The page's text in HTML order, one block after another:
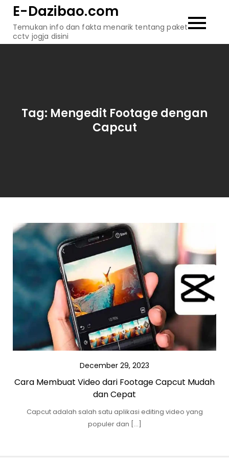
content
E-Dazibao.com
Temukan info dan fakta menarik tentang paket
cctv jogja disini
Tag: Mengedit Footage dengan
Capcut
December 29, 2023
Cara Membuat Video dari Footage Capcut Mudah
dan Cepat
Capcut adalah salah satu aplikasi editing video yang
populer dan […]